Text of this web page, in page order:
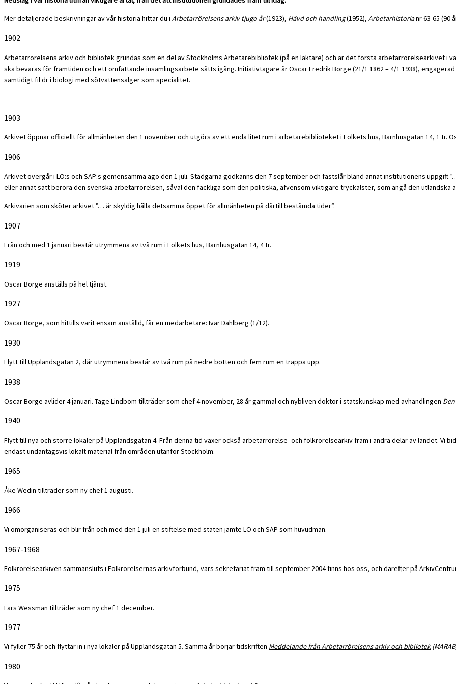
Mer detaljerade beskrivningar av vår historia hittar du i Arbetarrörelsens arkiv tjugo år(1923), Hävd och handling(1952), Arbetarhistorianr 63-65 (90
1902
Arbetarrörelsens arkiv och bibliotek grundas som en del av Stockholms Arbetarebibliotek (på en läktare) och är det första arbetarrörelsearkivet i
ska bevaras för framtiden och ett omfattande insamlingsarbete sätts igång. Initiativtagare är Oscar Fredrik Borge (21/1 1862 – 4/1 1938),
samtidigtfil dr i biologi med sötvattensalger som specialitet.
1903
Arkivet öppnar officiellt för allmänheten den 1 november och utgörs av ett enda litet rum i arbetarebiblioteket i Folkets hus, Barnhusgatan 14, 1 tr.
1906
Arkivet övergår i LO:s och SAP:s gemensamma ägo den 1 juli. Stadgarna godkänns den 7 september och fastslår bland annat institutionens
eller annat sätt beröra den svenska arbetarrörelsen, såväl den fackliga som den politiska, äfvensom viktigare tryckalster, som angå den utländska
Arkivarien som sköter arkivet ”… är skyldig hålla detsamma öppet för allmänheten på därtill bestämda tider”.
1907
Från och med 1 januari består utrymmena av två rum i Folkets hus, Barnhusgatan 14, 4 tr.
1919
Oscar Borge anställs på hel tjänst.
1927
Oscar Borge, som hittills varit ensam anställd, får en medarbetare: Ivar Dahlberg (1/12).
1930
Flytt till Upplandsgatan 2, där utrymmena består av två rum på nedre botten och fem rum en trappa upp.
1938
Oscar Borge avlider 4 januari. Tage Lindbom tillträder som chef 4 november, 28 år gammal och nybliven doktor i statskunskap med avhandlingen
1940
Flytt till nya och större lokaler på Upplandsgatan 4. Från denna tid växer också arbetarrörelse- och folkrörelsearkiv fram i andra delar av landet. Vi
endast undantagsvis lokalt material från områden utanför Stockholm.
1965
Åke Wedin tillträder som ny chef 1 augusti.
1966
Vi omorganiseras och blir från och med den 1 juli en stiftelse med staten jämte LO och SAP som huvudmän.
1967-1968
Folkrörelsearkiven sammansluts i Folkrörelsernas arkivförbund, vars sekretariat fram till september 2004 finns hos oss, och därefter på
1975
Lars Wessman tillträder som ny chef 1 december.
1977
Vi fyller 75 år och flyttar in i nya lokaler på Upplandsgatan 5. Samma år börjar tidskriften Meddelande från Arbetarrörelsens arkiv och bibliotek
1980